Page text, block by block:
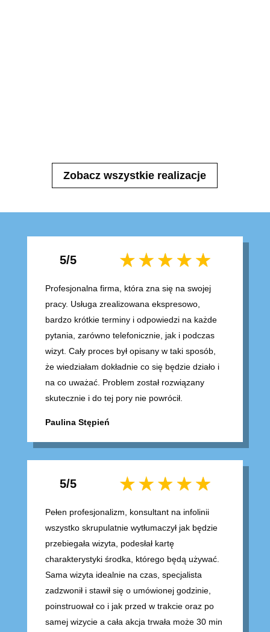
Zobacz wszystkie realizacje
5/5
Profesjonalna firma, która zna się na swojej
pracy. Usługa zrealizowana ekspresowo,
bardzo krótkie terminy i odpowiedzi na każde
pytania, zarówno telefonicznie, jak i podczas
wizyt. Cały proces był opisany w taki sposób,
że wiedziałam dokładnie co się będzie działo i
na co uważać. Problem został rozwiązany
skutecznie i do tej pory nie powrócił.
Paulina Stępień
5/5
Pełen profesjonalizm, konsultant na infolinii
wszystko skrupulatnie wytłumaczył jak będzie
przebiegała wizyta, podesłał kartę
charakterystyki środka, którego będą używać.
Sama wizyta idealnie na czas, specjalista
zadzwonił i stawił się o umówionej godzinie,
poinstruował co i jak przed w trakcie oraz po
samej wizycie a cała akcja trwała może 30 min